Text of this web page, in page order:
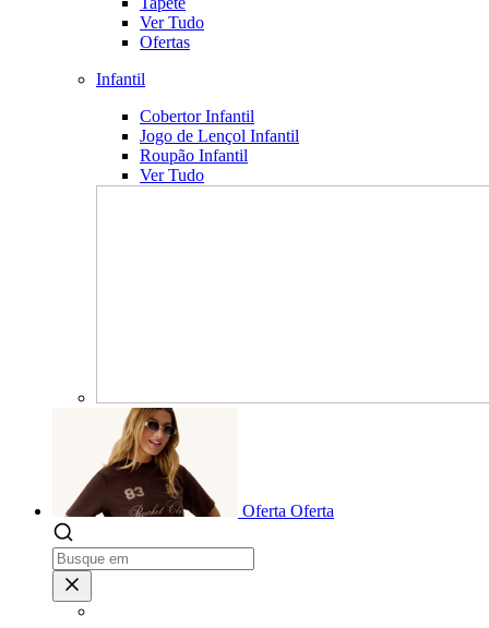
Ver Tudo
Ofertas
Infantil
Cobertor Infantil
Jogo de Lençol Infantil
Roupão Infantil
Ver Tudo
Oferta Oferta